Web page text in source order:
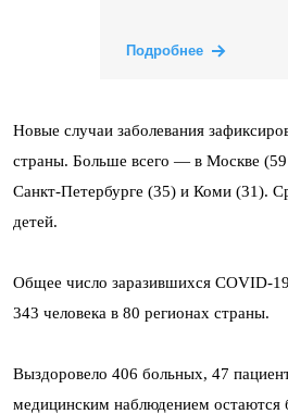
Подробнее
Новые случаи заболевания
страны. Больше всего — в Москве
Санкт-Петербурге (35) и Коми (31).
детей.
Общее число заразившихся COVID-
343 человека в 80 регионах страны.
Выздоровело 406 больных, 47
медицинским наблюдением остаются